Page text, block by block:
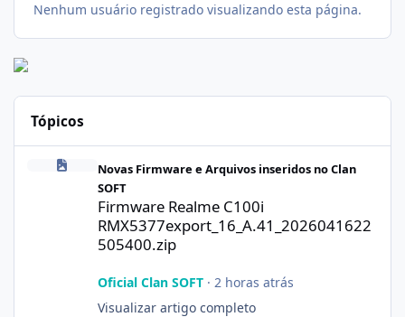
Nenhum usuário registrado visualizando esta página.
Tópicos
Firmware Realme C100i
Novas Firmware e Arquivos inseridos no Clan
SOFT
Firmware Realme C100i
RMX5377export_16_A.41_2026041622
505400.zip
Oficial Clan SOFT· 2 horas atrás
Visualizar artigo completo